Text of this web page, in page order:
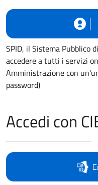
SPID, il Sistema Pubblico
accedere a tutti i servizi
Amministrazione con
password)
Accedi con